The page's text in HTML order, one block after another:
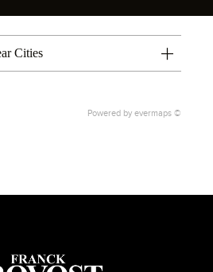
Cities
Powered by evermaps ©